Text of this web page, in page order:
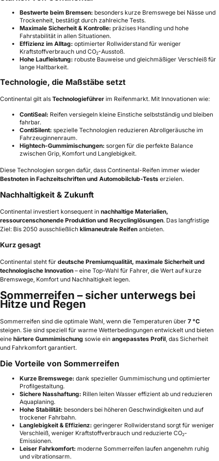
Bestwerte beim Bremsen: besonders kurze Bremswege bei Nässe und
Trockenheit, bestätigt durch zahlreiche Tests.
Maximale Sicherheit & Kontrolle: präzises Handling und hohe
Fahrstabilität in allen Situationen.
Effizienz im Alltag: optimierter Rollwiderstand für weniger
Kraftstoffverbrauch und CO₂-Ausstoß.
Hohe Laufleistung: robuste Bauweise und gleichmäßiger Verschleiß für
lange Haltbarkeit.
Technologie, die Maßstäbe setzt
Continental gilt als Technologieführer im Reifenmarkt. Mit Innovationen wie:
ContiSeal: Reifen versiegeln kleine Einstiche selbstständig und bleiben
fahrbar.
ContiSilent: spezielle Technologien reduzieren Abrollgeräusche im
Fahrzeuginnenraum.
Hightech-Gummimischungen: sorgen für die perfekte Balance
zwischen Grip, Komfort und Langlebigkeit.
Diese Technologien sorgen dafür, dass Continental-Reifen immer wieder
Bestnoten in Fachzeitschriften und Automobilclub-Tests erzielen.
Nachhaltigkeit & Zukunft
Continental investiert konsequent in nachhaltige Materialien,
ressourcenschonende Produktion und Recyclinglösungen. Das langfristige
Ziel: Bis 2050 ausschließlich klimaneutrale Reifen anbieten.
Kurz gesagt
Continental steht für deutsche Premiumqualität, maximale Sicherheit und
technologische Innovation – eine Top-Wahl für Fahrer, die Wert auf kurze
Bremswege, Komfort und Nachhaltigkeit legen.
Sommerreifen – sicher unterwegs bei
Hitze und Regen
Sommerreifen sind die optimale Wahl, wenn die Temperaturen über 7 °C
steigen. Sie sind speziell für warme Wetterbedingungen entwickelt und bieten
eine härtere Gummimischung sowie ein angepasstes Profil, das Sicherheit
und Fahrkomfort garantiert.
Die Vorteile von Sommerreifen
Kurze Bremswege: dank spezieller Gummimischung und optimierter
Profilgestaltung.
Sichere Nasshaftung: Rillen leiten Wasser effizient ab und reduzieren
Aquaplaning.
Hohe Stabilität: besonders bei höheren Geschwindigkeiten und auf
trockener Fahrbahn.
Langlebigkeit & Effizienz: geringerer Rollwiderstand sorgt für weniger
Verschleiß, weniger Kraftstoffverbrauch und reduzierte CO₂-
Emissionen.
Leiser Fahrkomfort: moderne Sommerreifen laufen angenehm ruhig
und vibrationsarm.